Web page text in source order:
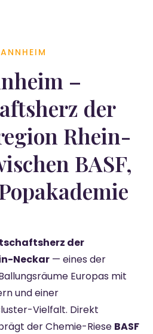
–
der
Rhein-
BASF,
der
Neckar — eines der
Europas mit
und einer
Vielfalt. Direkt
der Chemie-Riese BASF